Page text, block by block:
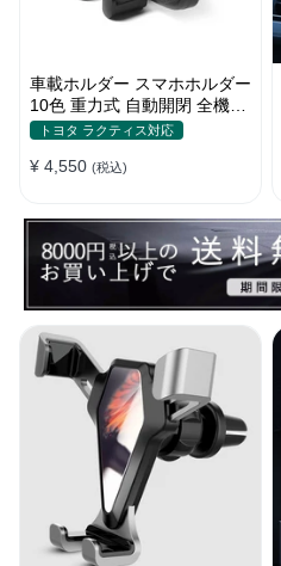
車載ホルダー スマホホルダー
10色 重力式 自動開閉 全機
種 ミニ 片手操作 全機種
トヨタ ラクティス対応
¥ 4,550 (税込)